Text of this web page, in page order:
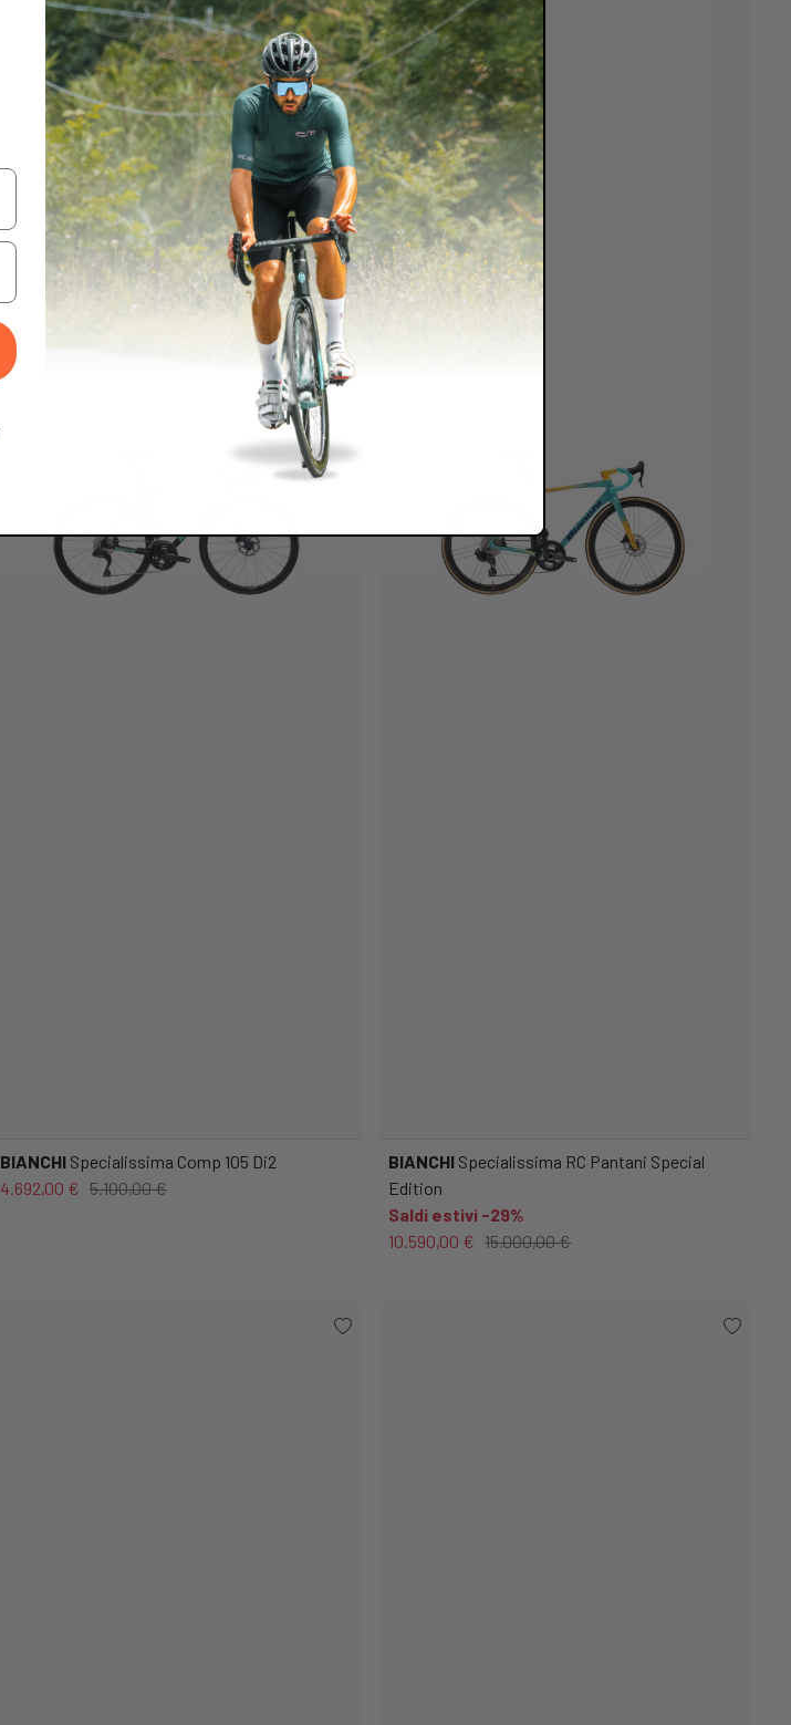
BIANCHISpecialissima Comp 105 Di2
4.692,00 € 5.100,00 €
BIANCHI Specialissima RC Pantani Special
Edition
Saldi estivi -29%
10.590,00 € 15.000,00 €